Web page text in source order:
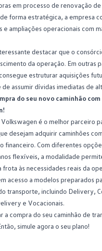
em processo de renovação
forma estratégica, a empresa
e ampliações operacionais com
destacar que o
da operação. Em outras
estruturar aquisições
de assumir dívidas imediatas de
do seu novo caminhão com
Volkswagen é o melhor parceiro
desejam adquirir caminhões
financeiro. Com diferentes
flexíveis, a modalidade
frota às necessidades reais da
acesso a modelos preparados
transporte, incluindo Delivery,
e Vocacionais.
a compra do seu caminhão de
simule agora o seu plano!